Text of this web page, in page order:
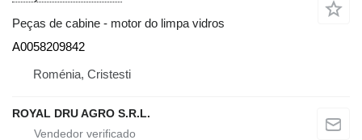
Peças de cabine - motor do limpa vidros
A0058209842
Roménia, Cristesti
ROYAL DRU AGRO S.R.L.